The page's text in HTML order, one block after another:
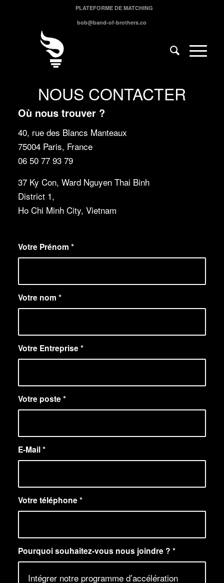
PLATEFORME DE MATCHING
bob@band-of-brothers.co
NOUS CONTACTER
Où nous trouver ?
40, rue des Blancs Manteaux
75004 Paris, France
06 50 77 93 79
37 Ky Con, Ward Nguyen Thai Binh
District 1,
Ho Chi Minh City, Vietnam
Votre Prénom *
Votre nom *
Votre Entreprise*
Votre poste*
E-Mail*
Votre téléphone*
Pourquoi souhaitez-vous nous joindre ? *